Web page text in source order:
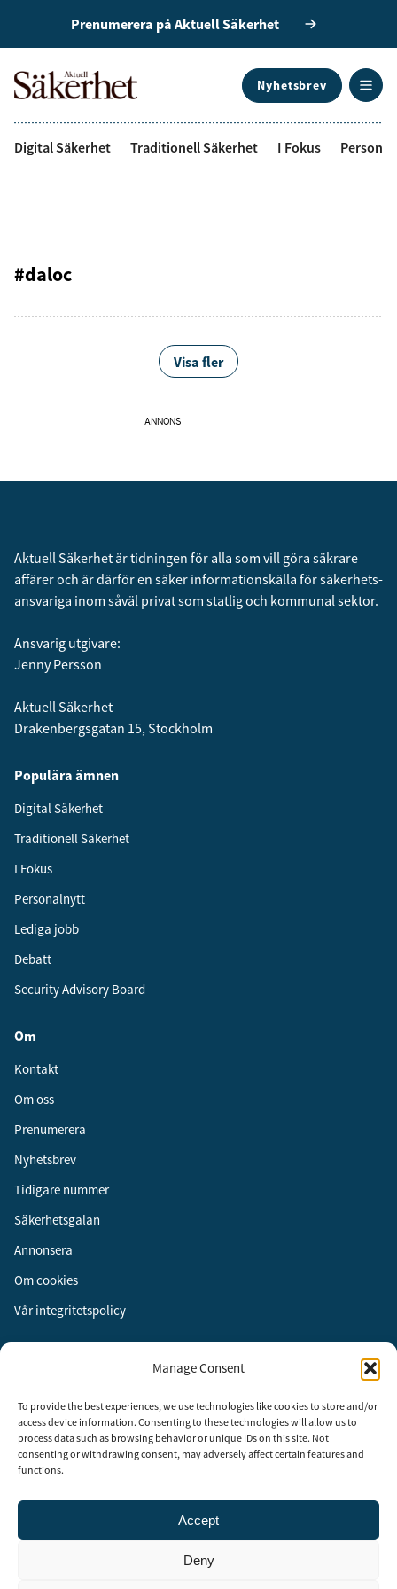
Manage Consent
To provide the best experiences, we use technologies like cookies to store and/or
access device information. Consenting to these technologies will allow us to
process data such as browsing behavior or unique IDs on this site. Not
consenting or withdrawing consent, may adversely affect certain features and
functions.
Accept
Deny
Prenumerera på Aktuell Säkerhet
Nyhetsbrev
Digital Säkerhet Traditionell Säkerhet I Fokus
#daloc
Visa fler
ANNONS
Aktuell Säkerhet är tidningen för alla som vill göra säkrare
affärer och är därför en säker informationskälla för säkerhets­
ansvariga inom såväl privat som statlig och kommunal sektor.
Ansvarig utgivare:
Jenny Persson
Aktuell Säkerhet
Drakenbergsgatan 15, Stockholm
Populära ämnen
Digital Säkerhet
Traditionell Säkerhet
I Fokus
Personalnytt
Lediga jobb
Debatt
Security Advisory Board
Om
Kontakt
Om oss
Prenumerera
Nyhetsbrev
Tidigare nummer
Säkerhetsgalan
Annonsera
Om cookies
Vår integritetspolicy
Instagram
LinkedIn
Säkerhet år 2003 för att stimulera, utveckla och informera om